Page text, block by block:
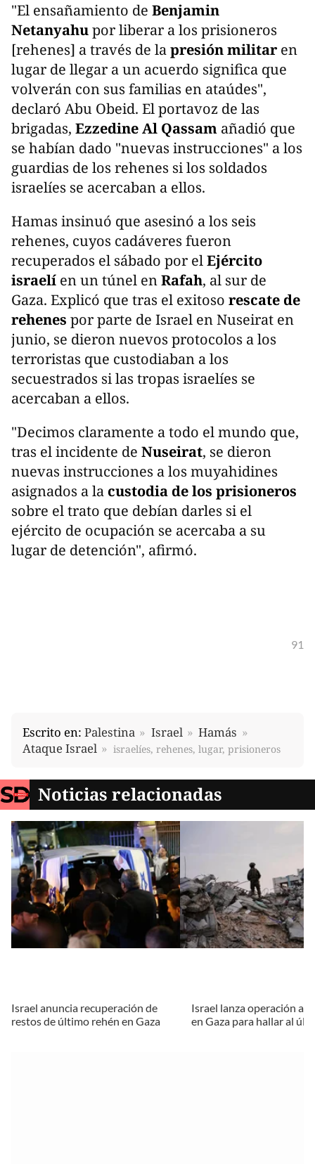
"El ensañamiento de Benjamin
Netanyahupor liberar a los prisioneros
[rehenes] a través de lapresión militaren
lugar de llegar a un acuerdo significa que
volverán con sus familias en ataúdes",
declaró Abu Obeid. El portavoz de las
brigadas, Ezzedine Al Qassam añadió que
se habían dado "nuevas instrucciones" a los
guardias de los rehenes si los soldados
israelíes se acercaban a ellos.
Hamas insinuó que asesinó a los seis
rehenes, cuyos cadáveres fueron
recuperados el sábado por elEjército
israelí en un túnel enRafah, al sur de
Gaza. Explicó que tras el exitoso rescate de
rehenes por parte de Israel en Nuseirat en
junio, se dieron nuevos protocolos a los
terroristas que custodiaban a los
secuestrados si las tropas israelíes se
acercaban a ellos.
"Decimos claramente a todo el mundo que,
tras el incidente de Nuseirat, se dieron
nuevas instrucciones a los muyahidines
asignados a la custodia de los prisioneros
sobre el trato que debían darles si el
ejército de ocupación se acercaba a su
lugar de detención", afirmó.
91
Escrito en: Palestina Israel
Hamás
Ataque Israel
israelíes, rehenes, lugar, prisioneros
Noticias relacionadas
Israel anuncia recuperación de
restos de último rehén en Gaza
Israel lanza operación a
en Gaza para hallar al